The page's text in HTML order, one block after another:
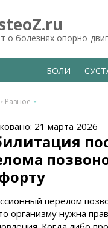
о болезнях опорно-
БОЛИ
Разное
21 марта 2026
перелом
организму нужна